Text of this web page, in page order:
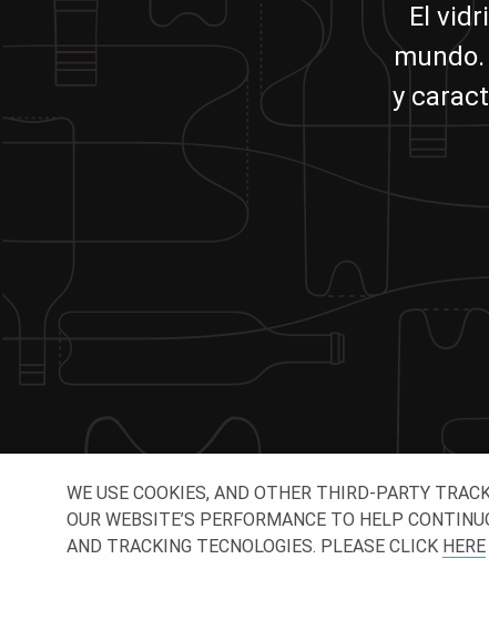
El
y
WE USE COOKIES, AND OTHER THIRD-PARTY
OUR WEBSITE’S PERFORMANCE TO HELP
AND TRACKING TECNOLOGIES. PLEASE CLICK HERE